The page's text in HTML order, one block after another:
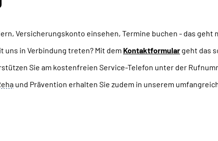
Versicherungskonto einsehen, Termine buchen - das geht
uns in Verbindung treten? Mit dem Kontaktformular geht das
Sie am kostenfreien Service-Telefon unter der
und Prävention erhalten Sie zudem in unserem